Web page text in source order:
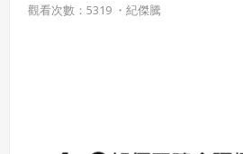
觀看次數：5319 ・ 紀傑騰